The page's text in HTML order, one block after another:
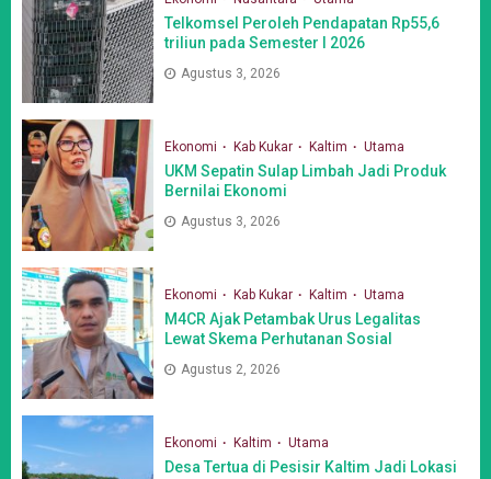
Telkomsel Peroleh Pendapatan Rp55,6
triliun pada Semester I 2026
Agustus 3, 2026
Ekonomi Kab Kukar Kaltim Utama
UKM Sepatin Sulap Limbah Jadi Produk
Bernilai Ekonomi
Agustus 3, 2026
Ekonomi Kab Kukar Kaltim Utama
M4CR Ajak Petambak Urus Legalitas
Lewat Skema Perhutanan Sosial
Agustus 2, 2026
Ekonomi Kaltim Utama
Desa Tertua di Pesisir Kaltim Jadi Lokasi